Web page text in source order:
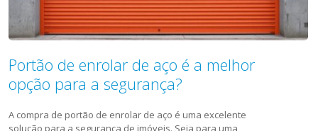
Portão de enrolar de aço é a melhor
opção para a segurança?
A compra de portão de enrolar de aço é uma excelente
solução para a segurança de imóveis. Seja para uma